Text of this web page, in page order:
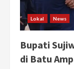
Lokal News
Bupati
di Batu